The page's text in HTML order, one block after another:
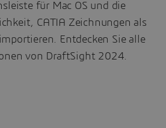
für Mac OS und die
CATIA Zeichnungen als
Entdecken Sie alle
von DraftSight 2024.